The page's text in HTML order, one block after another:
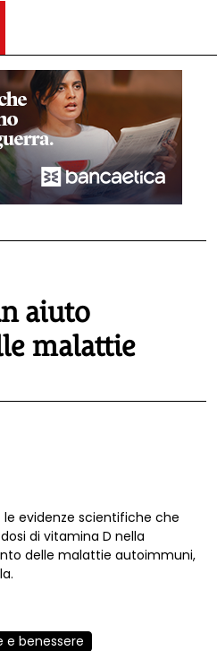
aiuto
malattie
evidenze scientifiche che
di vitamina D nella
delle malattie autoimmuni,
e benessere